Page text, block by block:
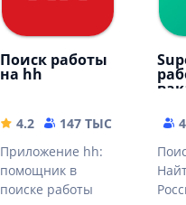
Поиск работы
на hh
4.2 147 ТЫС
143.16
Приложение hh:
помощник в
поиске работы